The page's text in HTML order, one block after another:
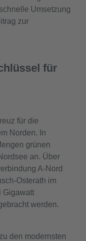
Umsetzung
zur
für
für die
Norden. In
grünen
an. Über
A-Nord
Osterath im
Gigawatt
werden.
den modernsten